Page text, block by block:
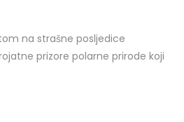
na strašne posljedice
prizore polarne prirode koji